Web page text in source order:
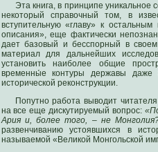
Эта книга, в принципе уникальное
некоторый справочный том, в
вступительную «главу» к
описания», еще фактически
дает базовый и бесспорный в
материал для дальнейших
установить наиболее общие
временны́е контуры державы даже
исторической реконструкции.
Попутно работа выводит
на все еще дискутируемый вопрос:
Ария и, более того, – не
развенчиванию устоявшихся в
называемой «Великой Монгольской